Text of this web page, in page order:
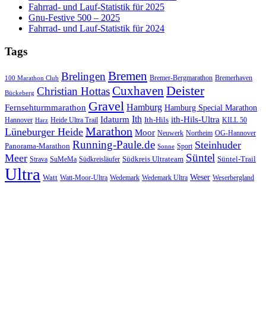
Fahrrad- und Lauf-Statistik für 2025
Gnu-Festive 500 – 2025
Fahrrad- und Lauf-Statistik für 2024
Tags
100 Marathon Club BrelingenBremen Bremer-Bergmarathon Bremerhaven
Bückeberg Christian HottasCuxhaven Deister
Fernsehturmmarathon Gravel Hamburg Hamburg Special Marathon
Hannover Harz Heide Ultra Trail Idaturm Ith Ith-Hils ith-Hils-Ultra KILL 50
Lüneburger Heide Marathon Moor Neuwerk Northeim OG-Hannover
Panorama-Marathon Running-Paule.de Sonne Sport Steinhuder
Meer Strava SuMeMa Südkreisläufer Südkreis Ultrateam Süntel Süntel-Trail
Ultra Watt Watt-Moor-Ultra Wedemark Wedemark Ultra Weser Weserbergland